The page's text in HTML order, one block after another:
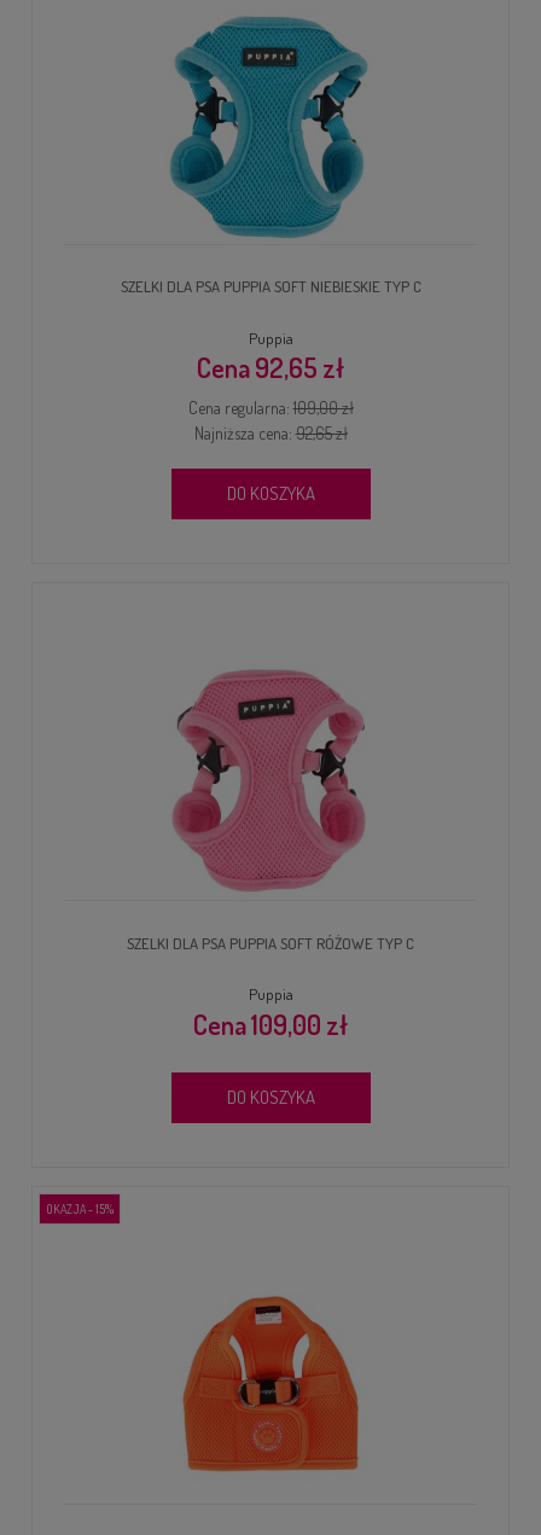
SZELKI DLA PSA PUPPIA SOFT NIEBIESKIE TYP C
Puppia
92,65 zł
Cena regularna:109,00 zł
Najniższa cena:92,65 zł
DO KOSZYKA
SZELKI DLA PSA PUPPIA SOFT RÓŻOWE TYP C
Puppia
109,00 zł
DO KOSZYKA
OKAZJA - 15%